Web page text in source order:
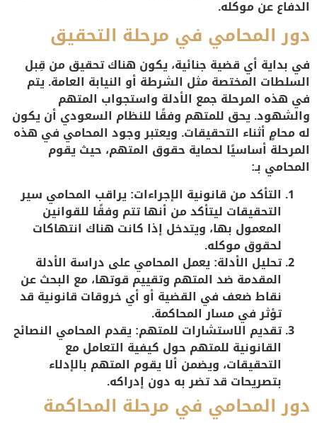
الدفاع عن موكله.
دور المحامي في مرحلة التحقيق
في بداية أي قضية جنائية، يكون هناك تحقيق من قِبل
السلطات المختصة مثل الشرطة أو النيابة العامة. يتم
في هذه المرحلة جمع الأدلة واستجواب المتهم
والشهود. يحق للمتهم وفقًا للنظام السعودي أن يكون
له محامٍ أثناء التحقيقات. ويعتبر وجود المحامي في هذه
المرحلة أساسيًا لحماية حقوق المتهم، حيث يقوم
المحامي بـ:
التأكد من قانونية الإجراءات: يراقب المحامي سير
التحقيقات ليتأكد من أنها تتم وفقًا للقوانين
المعمول بها، ويتدخل إذا كانت هناك انتهاكات
لحقوق موكله.
تحليل الأدلة: يعمل المحامي على دراسة الأدلة
المقدمة ضد المتهم وتقييم قوتها، مع البحث عن
نقاط ضعف في القضية أو أي خروقات قانونية قد
تؤثر في مسار المحاكمة.
تقديم الاستشارات للمتهم: يقدم المحامي النصائح
القانونية للمتهم حول كيفية التعامل مع
التحقيقات، ويضمن ألا يقوم المتهم بالإدلاء
بتصريحات قد تضر به دون إدراكه.
دور المحامي في مرحلة المحاكمة